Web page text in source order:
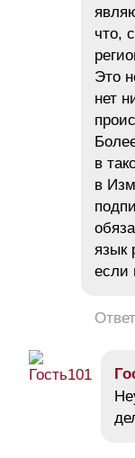
что,
Это
нет
в
в
язык
если